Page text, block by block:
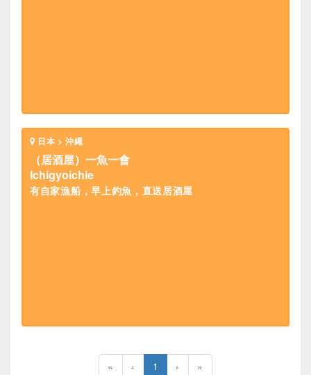
日本 > 沖繩
（居酒屋）一魚一會
Ichigyoichie
有自家漁船，早上釣魚，直送居酒屋
« ‹ 1 › »